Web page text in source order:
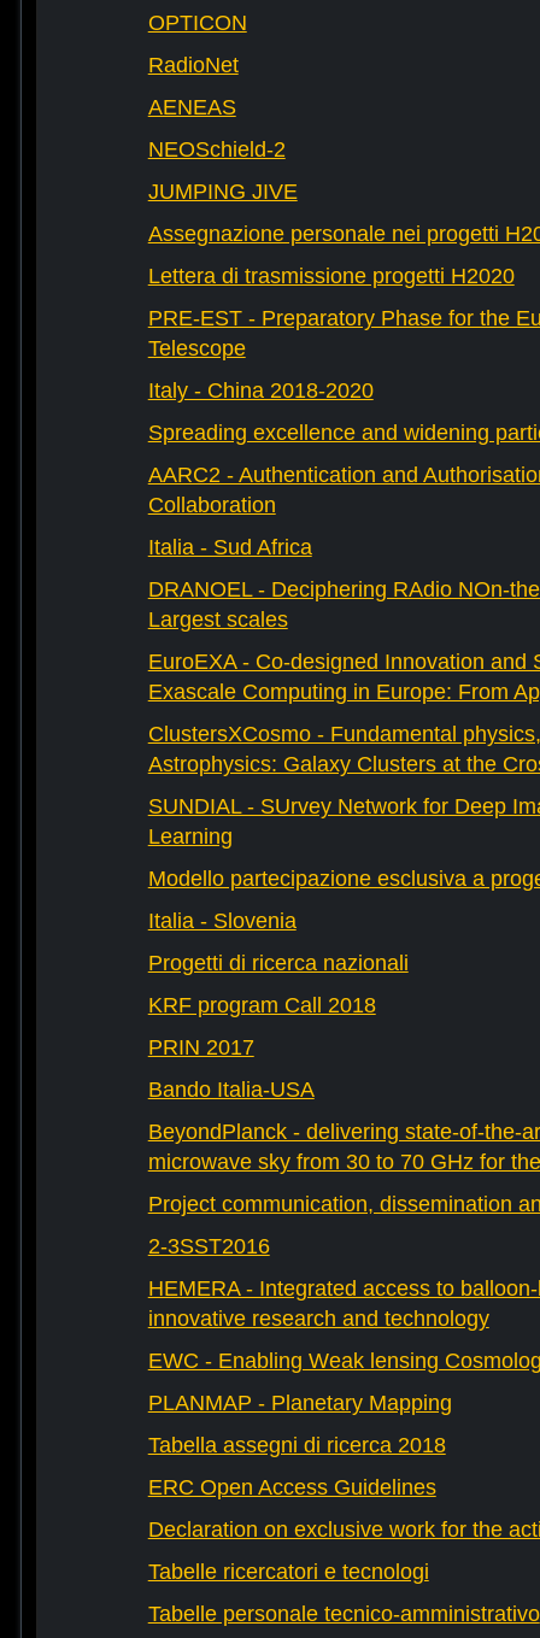
OPTICON
RadioNet
AENEAS
NEOSchield-2
JUMPING JIVE
Assegnazione personale nei progetti
Lettera di trasmissione progetti H2020
PRE-EST - Preparatory Phase for the
Telescope
Italy - China 2018-2020
Spreading excellence and widening
AARC2 - Authentication and
Collaboration
Italia - Sud Africa
DRANOEL - Deciphering RAdio NOn-
Largest scales
EuroEXA - Co-designed Innovation and
Exascale Computing in Europe: From
ClustersXCosmo - Fundamental
Astrophysics: Galaxy Clusters at the
SUNDIAL - SUrvey Network for Deep
Learning
Modello partecipazione esclusiva a
Italia - Slovenia
Progetti di ricerca nazionali
KRF program Call 2018
PRIN 2017
Bando Italia-USA
BeyondPlanck - delivering state-of-the-
microwave sky from 30 to 70 GHz for
Project communication, dissemination
2-3SST2016
HEMERA - Integrated access to
innovative research and technology
EWC - Enabling Weak lensing
PLANMAP - Planetary Mapping
Tabella assegni di ricerca 2018
ERC Open Access Guidelines
Declaration on exclusive work for the
Tabelle ricercatori e tecnologi
Tabelle personale tecnico-amministrativo